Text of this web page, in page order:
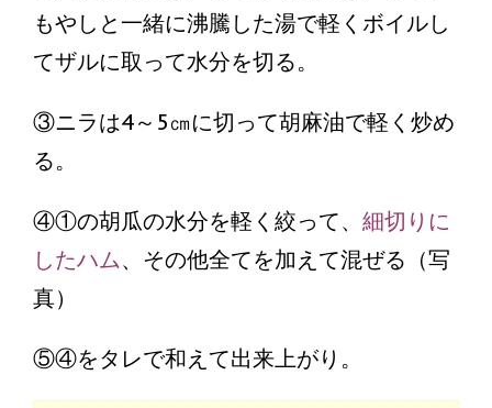
もやしと一緒に沸騰した湯で軽くボイルし
てザルに取って水分を切る。
③ニラは4～5㎝に切って胡麻油で軽く炒め
る。
④①の胡瓜の水分を軽く絞って、 細切りに
したハム、その他全てを加えて混ぜる（写
真）
⑤④をタレで和えて出来上がり。